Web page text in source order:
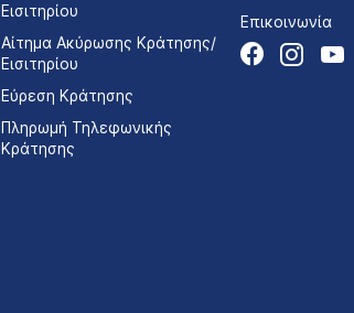
Εισιτηρίου
Αίτημα Ακύρωσης Κράτησης/
Εισιτηρίου
Εύρεση Κράτησης
Πληρωμή Τηλεφωνικής
Κράτησης
Επικοινωνία